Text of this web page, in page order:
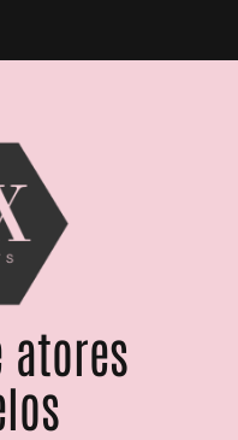
atores